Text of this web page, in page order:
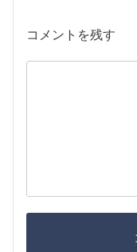
コメントを残す